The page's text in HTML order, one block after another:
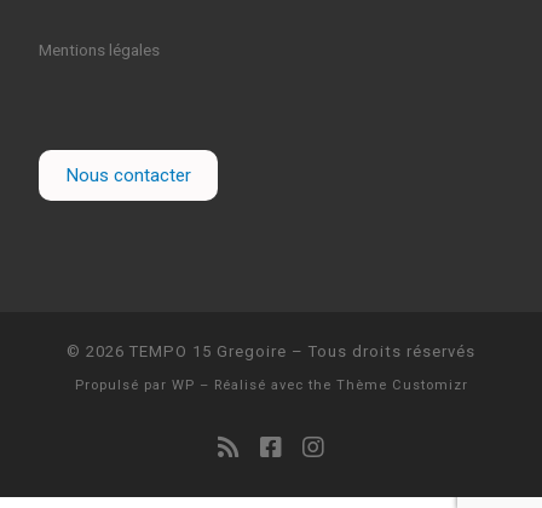
Mentions légales
Nous contacter
© 2026 TEMPO 15 Gregoire – Tous droits réservés
Propulsé par WP – Réalisé avec the Thème Customizr